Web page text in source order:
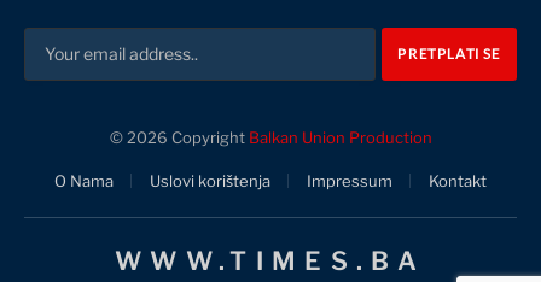
© 2026 Copyright Balkan Union Production
O Nama Uslovi korištenja Impressum Kontakt
WWW.TIMES.BA